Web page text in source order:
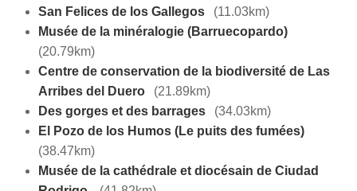
San Felices de los Gallegos
(11.03km)
Musée de la minéralogie (Barruecopardo)
(20.79km)
Centre de conservation de la biodiversité de Las
Arribes del Duero
(21.89km)
Des gorges et des barrages
(34.03km)
El Pozo de los Humos (Le puits des fumées)
(38.47km)
Musée de la cathédrale et diocésain de Ciudad